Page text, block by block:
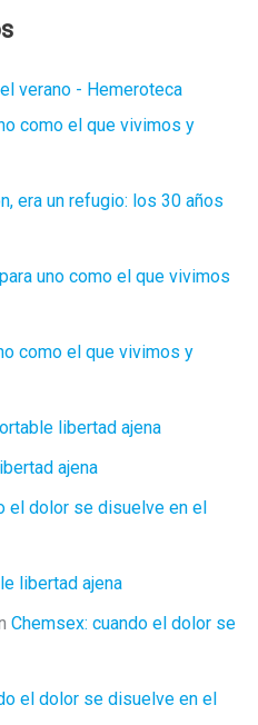
verano - Hemeroteca
como el que vivimos y
era un refugio: los 30 años
uno como el que vivimos
como el que vivimos y
libertad ajena
ajena
el dolor se disuelve en el
libertad ajena
Chemsex: cuando el dolor se
el dolor se disuelve en el